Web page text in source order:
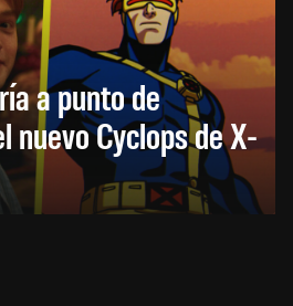
a punto de
nuevo Cyclops de X-